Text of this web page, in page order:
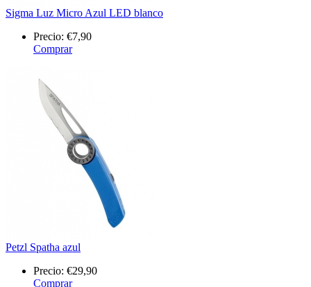
Sigma Luz Micro Azul LED blanco
Precio: €7,90
Comprar
Petzl Spatha azul
Precio: €29,90
Comprar